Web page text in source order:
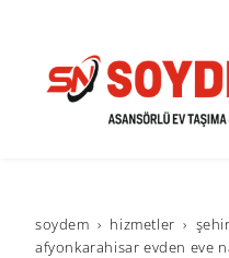
soydem hi̇zmetler
afyonkarahisar evden eve